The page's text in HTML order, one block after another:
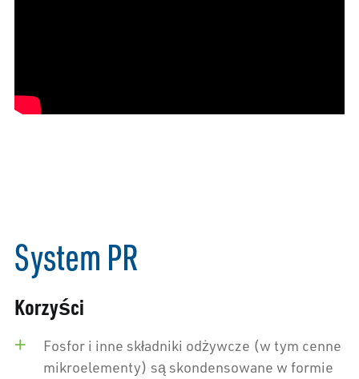
System PR
Korzyści
Fosfor i inne składniki odżywcze (w tym cenne
mikroelementy) są skondensowane w formie